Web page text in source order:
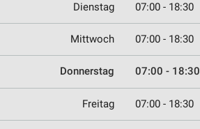
Dienstag 07:00 - 18:30
Mittwoch 07:00 - 18:30
Donnerstag 07:00 - 18:30
Freitag 07:00 - 18:30